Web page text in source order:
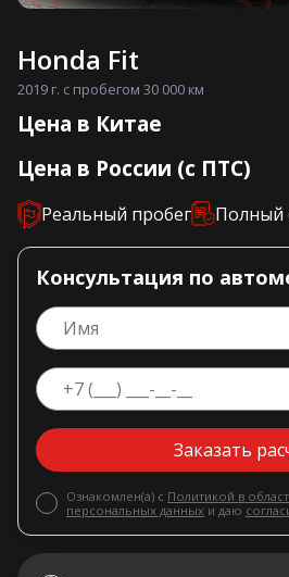
Honda Fit
2019 г. с пробегом 30 000 км
Цена в Китае
Цена в России (с ПТС)
Реальный пробег Полный
Консультация по
Заказать
Ознакомлен(а) с Политикой в
персональных данных и даю